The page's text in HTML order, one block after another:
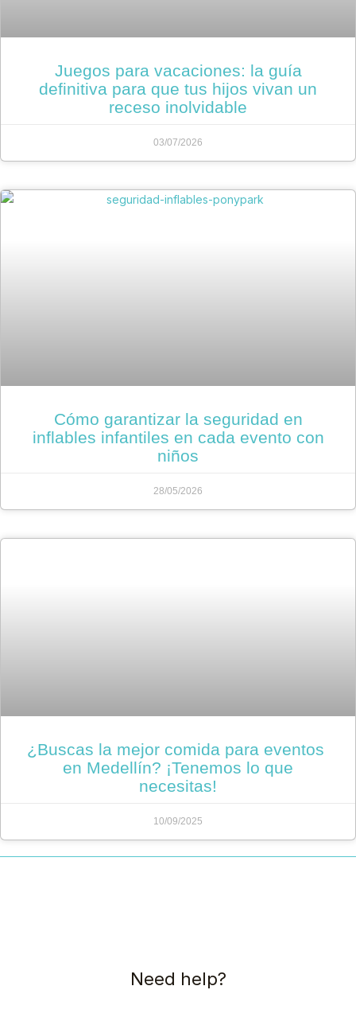
Juegos para vacaciones: la guía
definitiva para que tus hijos vivan un
receso inolvidable
03/07/2026
Cómo garantizar la seguridad en
inflables infantiles en cada evento con
niños
28/05/2026
¿Buscas la mejor comida para eventos
en Medellín? ¡Tenemos lo que
necesitas!
10/09/2025
Need help?